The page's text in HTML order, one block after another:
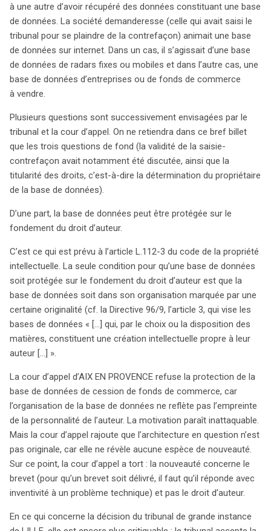
les enjeux de la protection des bases de données en
droit français. Dans les affaires jugées par la cour
d’appel d’Aix-en-Provence et le tribunal de grande
instance de Lille, une société accusait une autre d’avoir
illégalement récupéré ses données. La question centrale
était de déterminer si ces bases de données pouvaient
bénéficier de la protection offerte par le droit d’auteur ou
code de la propriété intellectuelle. La cour d’appel d’Aix-
en-Provence a rejeté la protection d’une base de
données relative à des fonds de commerce, arguant de
son absence d’originalité. En revanche, le tribunal de Lille
a accordé une telle protection à une base de données de
GPS, en se fondant sur le détail des informations qu’elle
contenait. Toutefois, cette décision soulève des
interrogations, car elle semble confondre les notions de
de droit d’auteur. Les deux décisions révèlent une
incohérence dans l’application des régimes de
protection, ainsi qu’une confusion entre le droit des
bases de données et le droit de la concurrence déloyale.
En effet, condamner une société sur la base du
parasitisme tout en invoquant des textes spécifiques
semble juridiquement illogique. Ces cas illustrent la
complexité et les défis auxquels font face les juristes
concurrence.
à une autre d’avoir récupéré des données constituant une base
de données. La société demanderesse (celle qui avait saisi le
tribunal pour se plaindre de la contrefaçon) animait une base
de données sur internet. Dans un cas, il s’agissait d’une base
de données de radars fixes ou mobiles et dans l’autre cas, une
base de données d’entreprises ou de fonds de commerce
à vendre.
Plusieurs questions sont successivement envisagées par le
tribunal et la cour d’appel. On ne retiendra dans ce bref billet
que les trois questions de fond (la validité de la saisie-
contrefaçon avait notamment été discutée, ainsi que la
titularité des droits, c’est-à-dire la détermination du propriétaire
de la base de données).
D’une part, la base de données peut être protégée sur le
fondement du droit d’auteur.
C’est ce qui est prévu à l’article L.112-3 du code de la propriété
intellectuelle. La seule condition pour qu’une base de données
soit protégée sur le fondement du droit d’auteur est que la
base de données soit dans son organisation marquée par une
certaine originalité (cf. la Directive 96/9, l’article 3, qui vise les
bases de données « […] qui, par le choix ou la disposition des
matières, constituent une création intellectuelle propre à leur
auteur […] ».
La cour d’appel d’AIX EN PROVENCE refuse la protection de la
base de données de cession de fonds de commerce, car
l’organisation de la base de données ne reflète pas l’empreinte
de la personnalité de l’auteur. La motivation paraît inattaquable.
Mais la cour d’appel rajoute que l’architecture en question n’est
pas originale, car elle ne révèle aucune espèce de nouveauté.
Sur ce point, la cour d’appel a tort : la nouveauté concerne le
brevet (pour qu’un brevet soit délivré, il faut qu’il réponde avec
inventivité à un problème technique) et pas le droit d’auteur.
En ce qui concerne la décision du tribunal de grande instance